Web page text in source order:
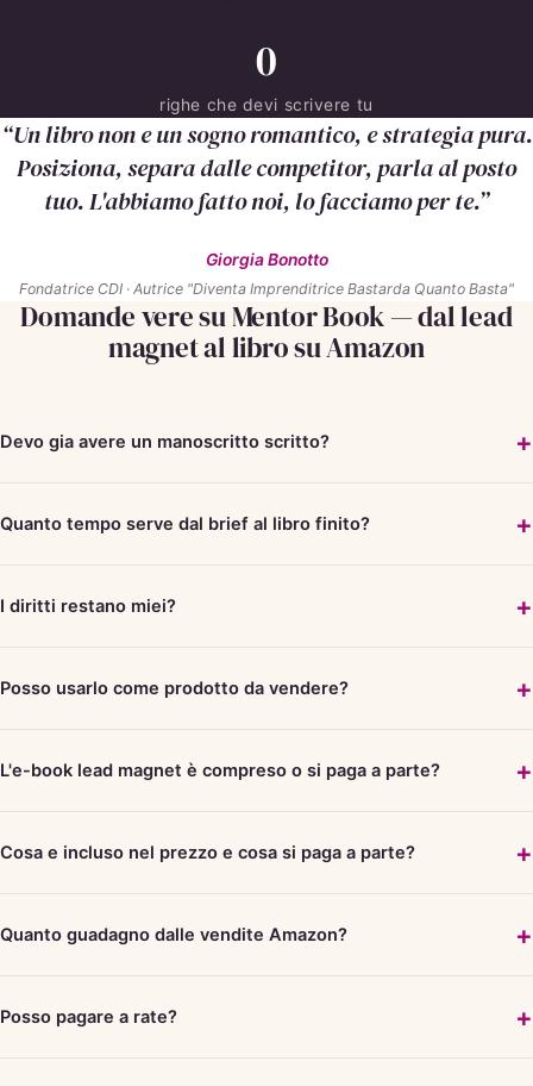
0
righe che devi scrivere tu
“Un libro non e un sogno romantico, e strategia pura.
Posiziona, separa dalle competitor, parla al posto
tuo. L'abbiamo fatto noi, lo facciamo per te.”
Giorgia Bonotto
Fondatrice CDI · Autrice "Diventa Imprenditrice Bastarda Quanto Basta"
Domande vere su Mentor Book — dal lead
magnet al libro su Amazon
Devo gia avere un manoscritto scritto?
Quanto tempo serve dal brief al libro finito?
I diritti restano miei?
Posso usarlo come prodotto da vendere?
L'e-book lead magnet è compreso o si paga a parte?
Cosa e incluso nel prezzo e cosa si paga a parte?
Quanto guadagno dalle vendite Amazon?
Posso pagare a rate?